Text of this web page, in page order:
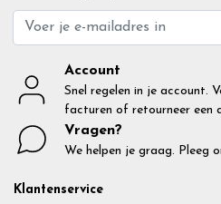
Account
Snel regelen in je account.
facturen of retourneer een
Vragen?
We helpen je graag. Pleeg
Klantenservice